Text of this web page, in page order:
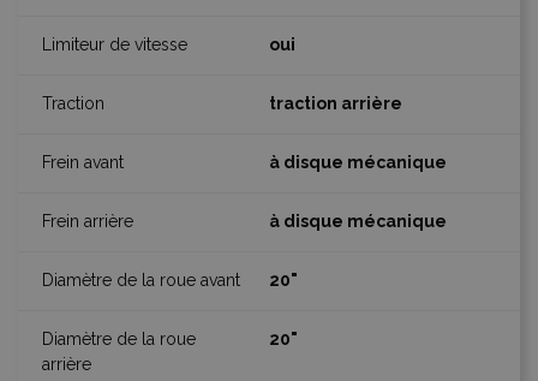
oui
traction arrière
à disque mécanique
à disque mécanique
20"
20"